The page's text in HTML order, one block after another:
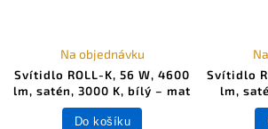
Svítidlo ROLL-K, 56 W, 4600
lm, satén, 3000 K, bílý – mat
Na objednávku
Do košíku
Svítidlo
lm,